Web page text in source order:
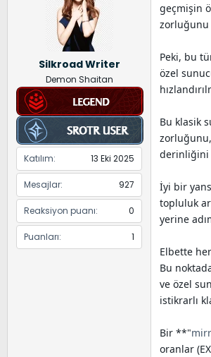
h
i
Silkroad Writer
Demon Shaitan
Katılım 13 Eki 2025
Mesajlar 927
Reaksiyon puanı 0
Puanları 1
geçmişin
Peki, bu
özel
Bu klasik
derinliğini
İyi bir
topluluk
yerine
Elbette
Bu
ve özel
istikrarlı
Bir **"
oranlar